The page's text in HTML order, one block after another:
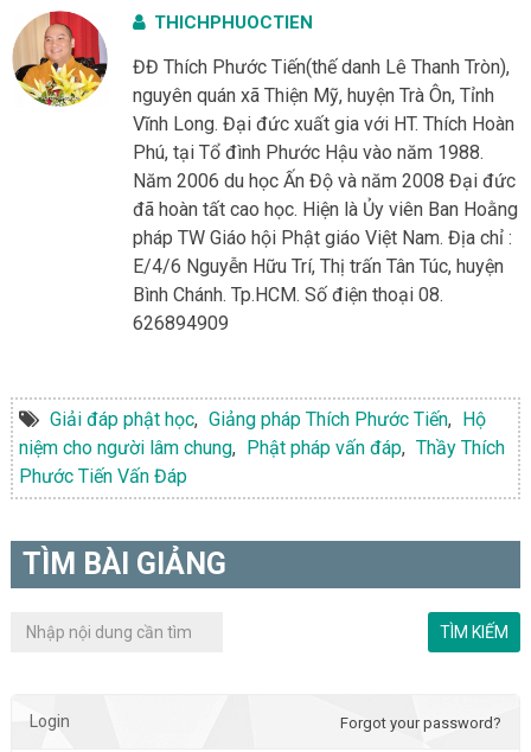
THICHPHUOCTIEN
ĐĐ Thích Phước Tiến(thế danh Lê Thanh Tròn),
nguyên quán xã Thiện Mỹ, huyện Trà Ôn, Tỉnh
Vĩnh Long. Đại đức xuất gia với HT. Thích Hoàn
Phú, tại Tổ đình Phước Hậu vào năm 1988.
Năm 2006 du học Ấn Độ và năm 2008 Đại đức
đã hoàn tất cao học. Hiện là Ủy viên Ban Hoằng
pháp TW Giáo hội Phật giáo Việt Nam. Địa chỉ :
E/4/6 Nguyễn Hữu Trí, Thị trấn Tân Túc, huyện
Bình Chánh. Tp.HCM. Số điện thoại 08.
626894909
Giải đáp phật học, Giảng pháp Thích Phước Tiến,
Hộ
niệm cho người lâm chung, Phật pháp vấn đáp, Thầy Thích
Phước Tiến Vấn Đáp
TÌM BÀI GIẢNG
Login Forgot your password?